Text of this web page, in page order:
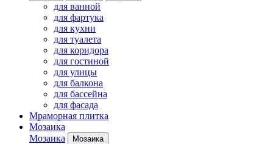
для ванной
для фартука
для кухни
для туалета
для коридора
для гостиной
для улицы
для балкона
для бассейна
для фасада
Мраморная плитка
Мозаика
Мозаика
Мозаика